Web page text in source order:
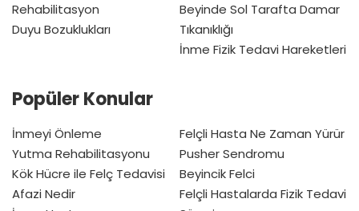
Rehabilitasyon
Duyu Bozuklukları
Beyinde Sol Tarafta Damar
Tıkanıklığı
İnme Fizik Tedavi Hareketleri
Popüler Konular
İnmeyi Önleme
Yutma Rehabilitasyonu
Kök Hücre ile Felç Tedavisi
Afazi Nedir
Felçli Hasta Ne Zaman Yürür
Pusher Sendromu
Beyincik Felci
Felçli Hastalarda Fizik Tedavi